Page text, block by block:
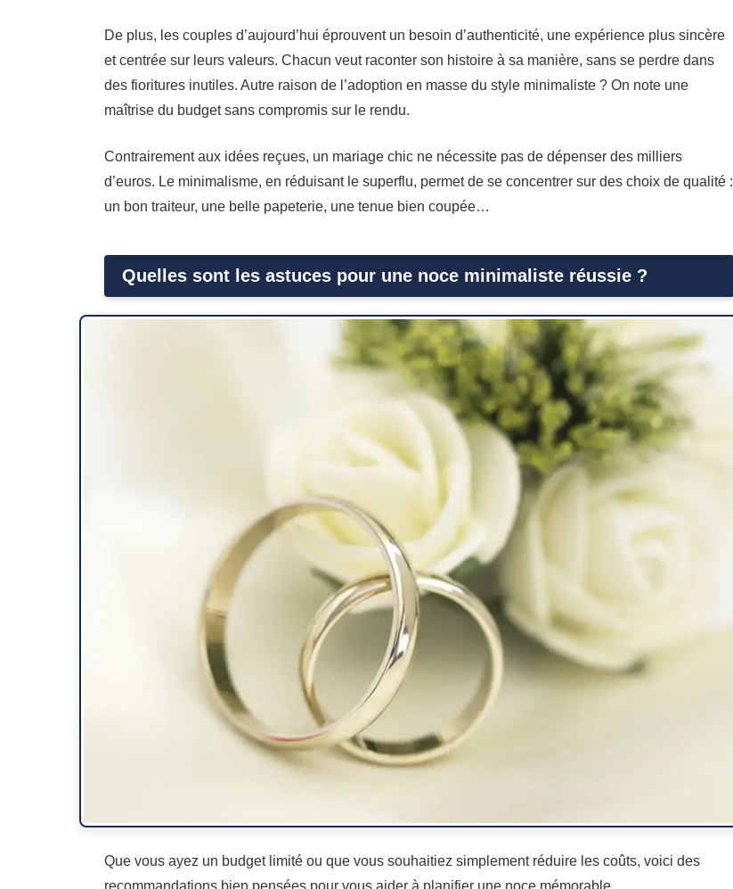
De plus, les couples d’aujourd’hui éprouvent un besoin d’authenticité, une expérience plus sincère
et centrée sur leurs valeurs. Chacun veut raconter son histoire à sa manière, sans se perdre dans
des fioritures inutiles. Autre raison de l’adoption en masse du style minimaliste ? On note une
maîtrise du budget sans compromis sur le rendu.
Contrairement aux idées reçues, un mariage chic ne nécessite pas de dépenser des milliers
d’euros. Le minimalisme, en réduisant le superflu, permet de se concentrer sur des choix de qualité :
un bon traiteur, une belle papeterie, une tenue bien coupée…
Quelles sont les astuces pour une noce minimaliste réussie ?
Que vous ayez un budget limité ou que vous souhaitiez simplement réduire les coûts, voici des
recommandations bien pensées pour vous aider à planifier une noce mémorable.